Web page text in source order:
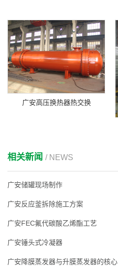
广安高压换热器热交换
相关新闻 / NEWS
广安储罐现场制作
广安反应釜拆除施工方案
广安FEC氟代碳酸乙烯酯工艺
广安锤头式冷凝器
广安降膜蒸发器与升膜蒸发器的核心